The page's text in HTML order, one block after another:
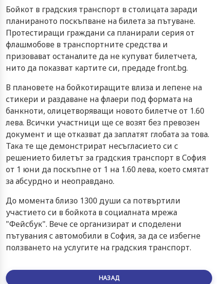
Бойкот в градския транспорт в столицата заради
планираното поскъпване на билета за пътуване.
Протестиращи граждани са планирали серия от
флашмобове в транспортните средства и
призовават останалите да не купуват билетчета,
нито да показват картите си, предаде front.bg.
В плановете на бойкотиращите влиза и лепене на
стикери и раздаване на флаери под формата на
банкноти, олицетворяващи новото билетче от 1.60
лева. Всички участници ще се возят без превозен
документ и ще отказват да заплатят глобата за това.
Така те ще демонстрират несъгласието си с
решението билетът за градския транспорт в София
от 1 юни да поскъпне от 1 на 1.60 лева, което смятат
за абсурдно и неоправдано.
До момента близо 1300 души са потвъртили
участието си в бойкота в социалната мрежа
"Фейсбук". Вече се организират и споделени
пътувания с автомобили в София, за да се избегне
ползването на услугите на градския транспорт.
НАЗАД